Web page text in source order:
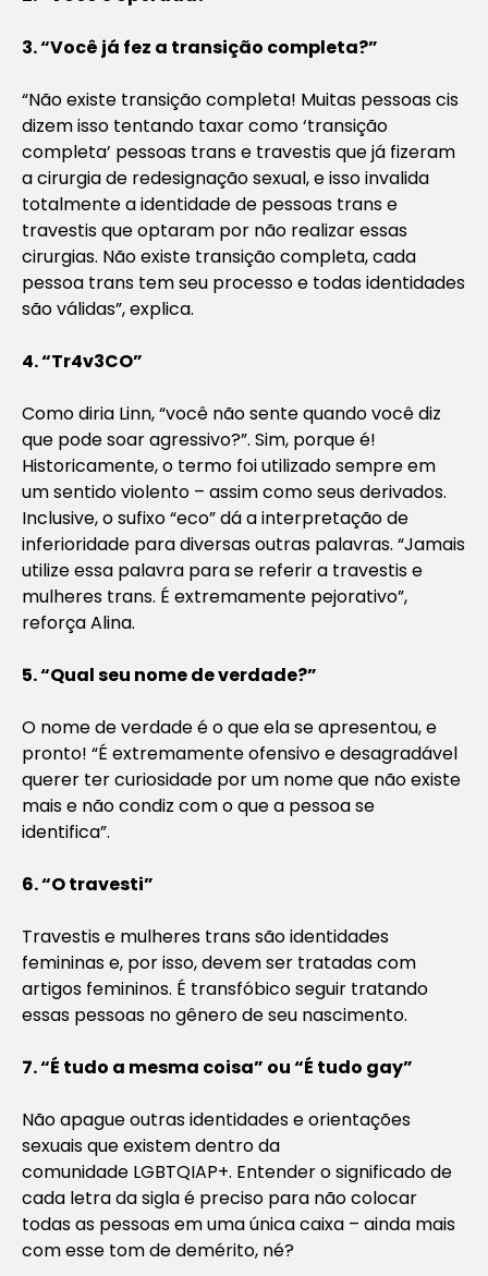
3. “Você já fez a transição completa?”
“Não existe transição completa! Muitas pessoas cis
dizem isso tentando taxar como ‘transição
completa’ pessoas trans e travestis que já fizeram
a cirurgia de redesignação sexual, e isso invalida
totalmente a identidade de pessoas trans e
travestis que optaram por não realizar essas
cirurgias. Não existe transição completa, cada
pessoa trans tem seu processo e todas identidades
são válidas”, explica.
4. “Tr4v3CO”
Como diria Linn, “você não sente quando você diz
que pode soar agressivo?”. Sim, porque é!
Historicamente, o termo foi utilizado sempre em
um sentido violento – assim como seus derivados.
Inclusive, o sufixo “eco” dá a interpretação de
inferioridade para diversas outras palavras. “Jamais
utilize essa palavra para se referir a travestis e
mulheres trans. É extremamente pejorativo”,
reforça Alina.
5. “Qual seu nome de verdade?”
O nome de verdade é o que ela se apresentou, e
pronto! “É extremamente ofensivo e desagradável
querer ter curiosidade por um nome que não existe
mais e não condiz com o que a pessoa se
identifica”.
6. “O travesti”
Travestis e mulheres trans são identidades
femininas e, por isso, devem ser tratadas com
artigos femininos. É transfóbico seguir tratando
essas pessoas no gênero de seu nascimento.
7. “É tudo a mesma coisa” ou “É tudo gay”
Não apague outras identidades e orientações
sexuais que existem dentro da
comunidade LGBTQIAP+. Entender o significado de
cada letra da sigla é preciso para não colocar
todas as pessoas em uma única caixa – ainda mais
com esse tom de demérito, né?